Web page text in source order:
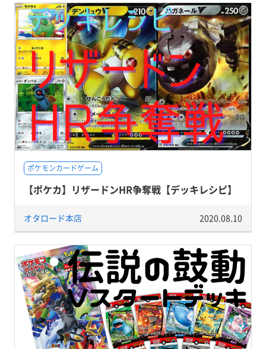
ポケモンカードゲーム
【ポケカ】リザードンHR争奪戦【デッキレシピ】
オタロード本店 2020.08.10